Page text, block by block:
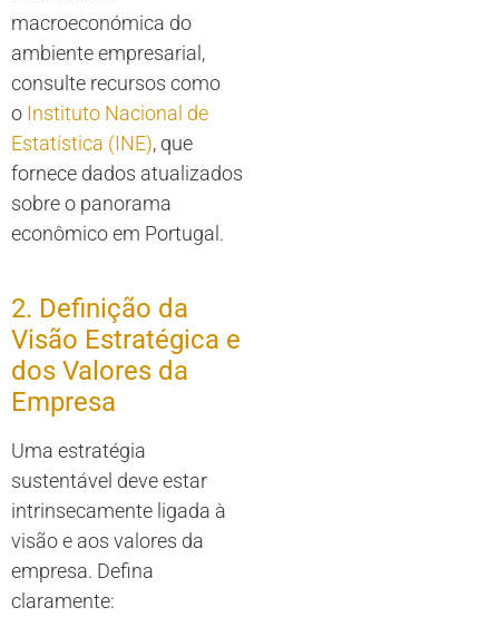
macroeconómica do
ambiente empresarial,
consulte recursos como
o Instituto Nacional de
Estatística (INE), que
fornece dados atualizados
sobre o panorama
econômico em Portugal.
2. Definição da
Visão Estratégica e
dos Valores da
Empresa
Uma estratégia
sustentável deve estar
intrinsecamente ligada à
visão e aos valores da
empresa. Defina
claramente: